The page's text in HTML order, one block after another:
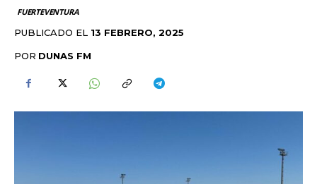
FUERTEVENTURA
PUBLICADO EL 13 FEBRERO, 2025
POR DUNAS FM